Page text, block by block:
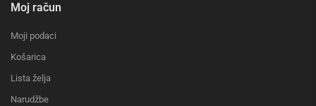
Moj račun
Moji podaci
Košarica
Lista želja
Narudžbe